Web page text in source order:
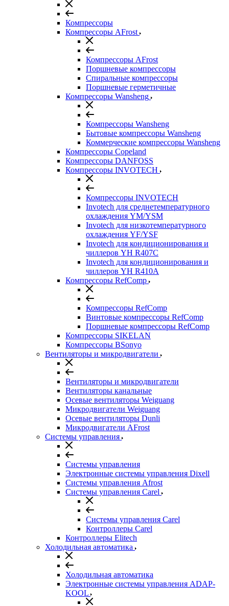
Компрессоры
Компрессоры AFrost
Компрессоры AFrost
Поршневые компрессоры
Спиральные компрессоры
Поршневые герметичные
Компрессоры Wansheng
Компрессоры Wansheng
Бытовые компрессоры Wansheng
Коммерческие компрессоры Wansheng
Компрессоры Copeland
Компрессоры DANFOSS
Компрессоры INVOTECH
Компрессоры INVOTECH
Invotech для среднетемпературного
охлаждения YM/YSM
Invotech для низкотемпературного
охлаждения YF/YSF
Invotech для кондиционирования и
чиллеров YH R407C
Invotech для кондиционирования и
чиллеров YH R410A
Компрессоры RefComp
Компрессоры RefComp
Винтовые компрессоры RefComp
Поршневые компрессоры RefComp
Компрессоры SIKELAN
Компрессоры BSonyo
Вентиляторы и микродвигатели
Вентиляторы и микродвигатели
Вентиляторы канальные
Осевые вентиляторы Weiguang
Микродвигатели Weiguang
Осевые вентиляторы Dunli
Микродвигатели AFrost
Системы управления
Системы управления
Электронные системы управления Dixell
Системы управления Afrost
Системы управления Carel
Системы управления Carel
Контроллеры Carel
Контроллеры Elitech
Холодильная автоматика
Холодильная автоматика
Электронные системы управления ADAP-
KOOL